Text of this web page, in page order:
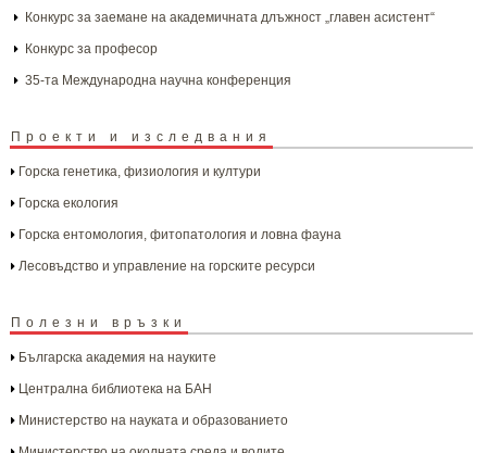
Конкурс за заемане на академичната длъжност „главен асистент“
Конкурс за професор
35-та Международна научна конференция
Проекти и изследвания
Горска генетика, физиология и култури
Горска екология
Горска ентомология, фитопатология и ловна фауна
Лесовъдство и управление на горските ресурси
Полезни връзки
Българска aкадемия на науките
Централна библиотека на БАН
Министерство на науката и образованието